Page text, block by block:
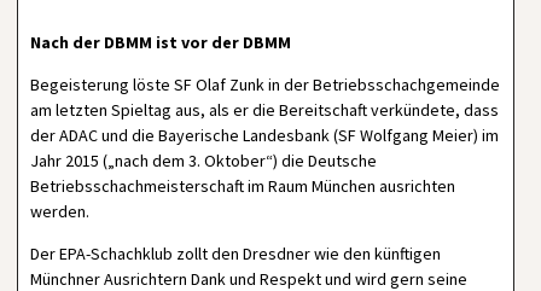
Nach der DBMM ist vor der DBMM
Begeisterung löste SF Olaf Zunk in der Betriebsschachgemeinde
am letzten Spieltag aus, als er die Bereitschaft verkündete, dass
der ADAC und die Bayerische Landesbank (SF Wolfgang Meier) im
Jahr 2015 („nach dem 3. Oktober“) die Deutsche
Betriebsschachmeisterschaft im Raum München ausrichten
werden.
Der EPA-Schachklub zollt den Dresdner wie den künftigen
Münchner Ausrichtern Dank und Respekt und wird gern seine